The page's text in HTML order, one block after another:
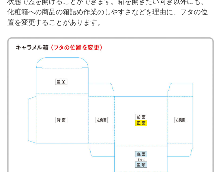
化粧箱への商品の箱詰め作業のしやすさなどを理由に、フタの位
置を変更することがあります。